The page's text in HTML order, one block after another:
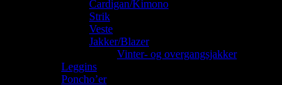
Cardigan/Kimono
Strik
Veste
Jakker/Blazer
Vinter- og overgangsjakker
Leggins
Poncho’er